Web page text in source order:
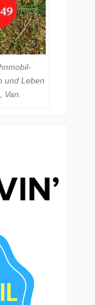
und Leben
Van.